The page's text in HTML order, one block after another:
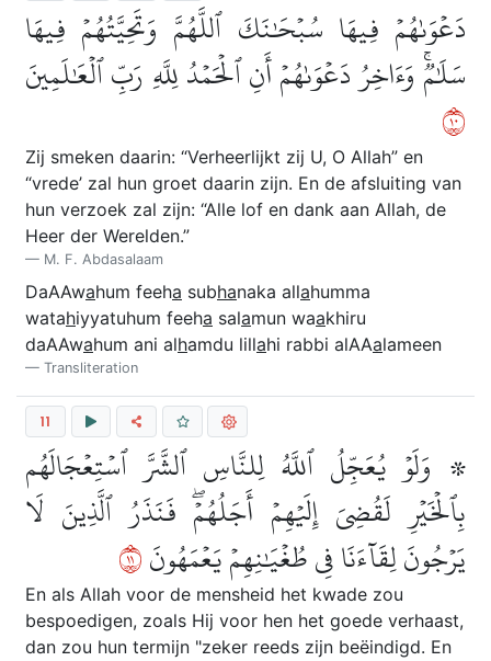
دَعۡوَىٰهُمۡ فِيهَا سُبۡحَٰنَكَ ٱللَّهُمَّ وَتَحِيَّتُهُمۡ فِيهَا
سَلَٰمٞۚ وَءَاخِرُ دَعۡوَىٰهُمۡ أَنِ ٱلۡحَمۡدُ لِلَّهِ رَبِّ ٱلۡعَٰلَمِينَ
٠١
Zij smeken daarin: “Verheerlijkt zij U, O Allah” en
“vrede’ zal hun groet daarin zijn. En de afsluiting van
hun verzoek zal zijn: “Alle lof en dank aan Allah, de
Heer der Werelden.”
M. F. Abdasalaam
DaAAwahum feeha subhanaka allahumma
watahiyyatuhum feeha salamun waakhiru
daAAwahum ani alhamdu lillahi rabbi alAAalameen
Transliteration
11
۞ وَلَوۡ يُعَجِّلُ ٱللَّهُ لِلنَّاسِ ٱلشَّرَّ ٱسۡتِعۡجَالَهُم
بِٱلۡخَيۡرِ لَقُضِيَ إِلَيۡهِمۡ أَجَلُهُمۡۖ فَنَذَرُ ٱلَّذِينَ لَا
يَرۡجُونَ لِقَآءَنَا فِي طُغۡيَٰنِهِمۡ يَعۡمَهُونَ١١
En als Allah voor de mensheid het kwade zou
bespoedigen, zoals Hij voor hen het goede verhaast,
dan zou hun termijn "zeker reeds zijn beëindigd. En